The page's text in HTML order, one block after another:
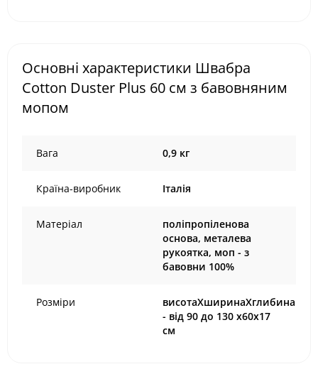
Основні характеристики Швабра
Cotton Duster Plus 60 см з бавовняним
мопом
Вага 0,9 кг
Країна-виробник Італія
Матеріал
поліпропіленова
основа, металева
рукоятка, моп - з
бавовни 100%
Розміри
висотаХширинаХглибина
- від 90 до 130 х60х17
см